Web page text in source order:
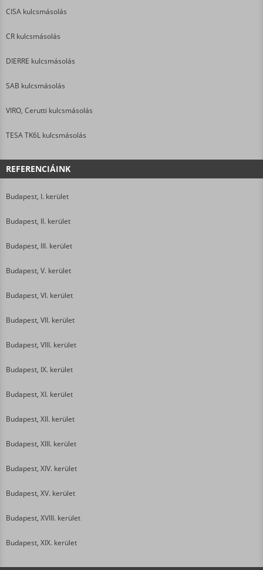
CISA kulcsmásolás
CR kulcsmásolás
DIERRE kulcsmásolás
SAB kulcsmásolás
VIRO, Cerutti kulcsmásolás
TESA TK6L kulcsmásolás
REFERENCIÁINK
Budapest, I. kerület
Budapest, II. kerület
Budapest, III. kerület
Budapest, V. kerület
Budapest, VI. kerület
Budapest, VII. kerület
Budapest, VIII. kerület
Budapest, IX. kerület
Budapest, XI. kerület
Budapest, XII. kerület
Budapest, XIII. kerület
Budapest, XIV. kerület
Budapest, XV. kerület
Budapest, XVIII. kerület
Budapest, XIX. kerület